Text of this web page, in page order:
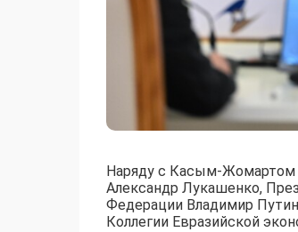
Наряду с Касым-Жомартом
Александр Лукашенко,
Федерации Владимир
Коллегии Евразийской